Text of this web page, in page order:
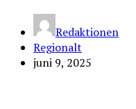
Redaktionen
Regionalt
juni 9, 2025